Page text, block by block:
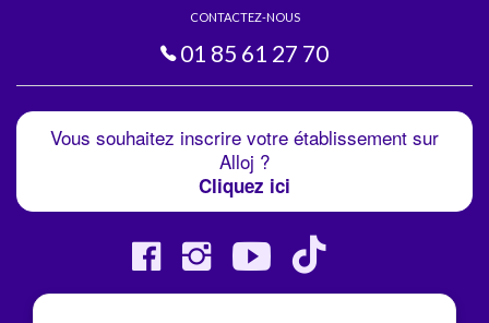
CONTACTEZ-NOUS
01 85 61 27 70
Vous souhaitez inscrire votre établissement sur
Alloj ?
Cliquez ici